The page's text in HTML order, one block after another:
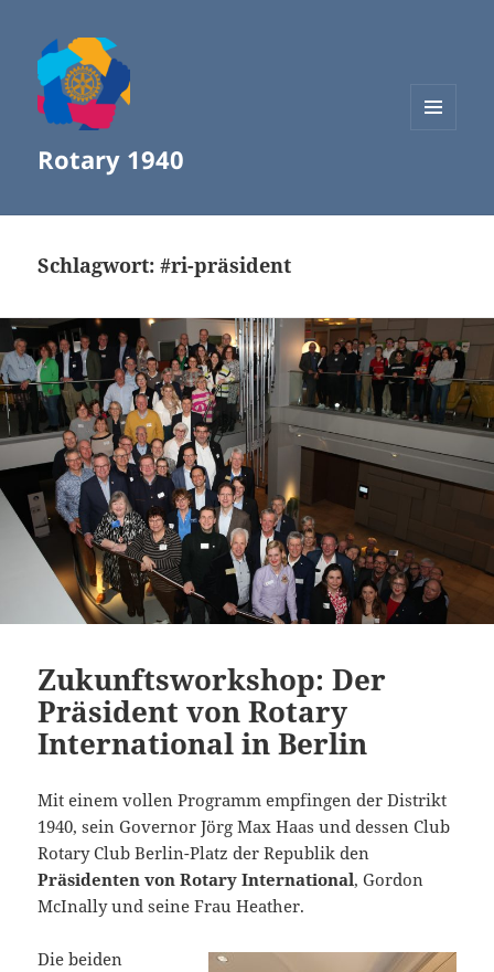
Rotary 1940
Schlagwort:#ri-präsident
Zukunftsworkshop: Der
Präsident von Rotary
International in Berlin
Mit einem vollen Programm empfingen der Distrikt
1940, sein Governor Jörg Max Haas und dessen Club
Rotary Club Berlin-Platz der Republik den
Präsidenten von Rotary International, Gordon
McInally und seine Frau Heather.
Die beiden